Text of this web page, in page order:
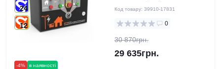
-4% в наявності
24
12
Код товару: 39910-17831
0
30 870грн.
29 635грн.